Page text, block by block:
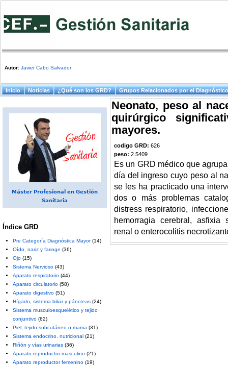
Autor: Javier Cabo Salvador
Neonato, peso al
quirúrgico
mayores.
codigo GRD: 626
peso: 2.5409
Es un GRD médico que
día del ingreso cuyo peso al
se les ha practicado una
dos o más problemas
distress respiratorio,
hemorragia cerebral, asfixia
renal o enterocolitis
Menú principal
Inicio Noticias ¿Qué son los GRD? Grupos Relacionados por el Diagnóstico
Máster Profesional en Gestión
Sanitaria
Índice GRD
Pre Categoría Diagnóstica Mayor(14)
Oído, nariz y faringe (36)
Ojo (15)
Sistema Nervioso (43)
Aparato respiratorio (44)
Aparato circulatorio (58)
Aparato digestivo (51)
Hígado, sistema biliar y páncreas (24)
Sistema musculoesquelético y tejido
conjuntivo (62)
Piel, tejido subcutáneo o mama (31)
Sistema endocrino, nutricional (21)
Riñón y vías urinarias (36)
Aparato reproductor masculino (21)
Aparato reproductor femenino (19)